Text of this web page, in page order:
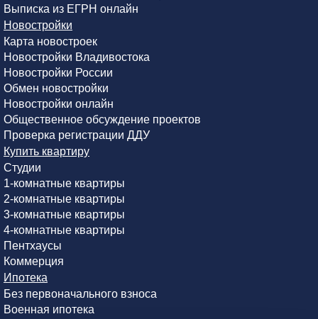
Выписка из ЕГРН онлайн
Новостройки
Карта новостроек
Новостройки Владивостока
Новостройки России
Обмен новостройки
Новостройки онлайн
Общественное обсуждение проектов
Проверка регистрации ДДУ
Купить квартиру
Студии
1-комнатные квартиры
2-комнатные квартиры
3-комнатные квартиры
4-комнатные квартиры
Пентхаусы
Коммерция
Ипотека
Без первоначального взноса
Военная ипотека